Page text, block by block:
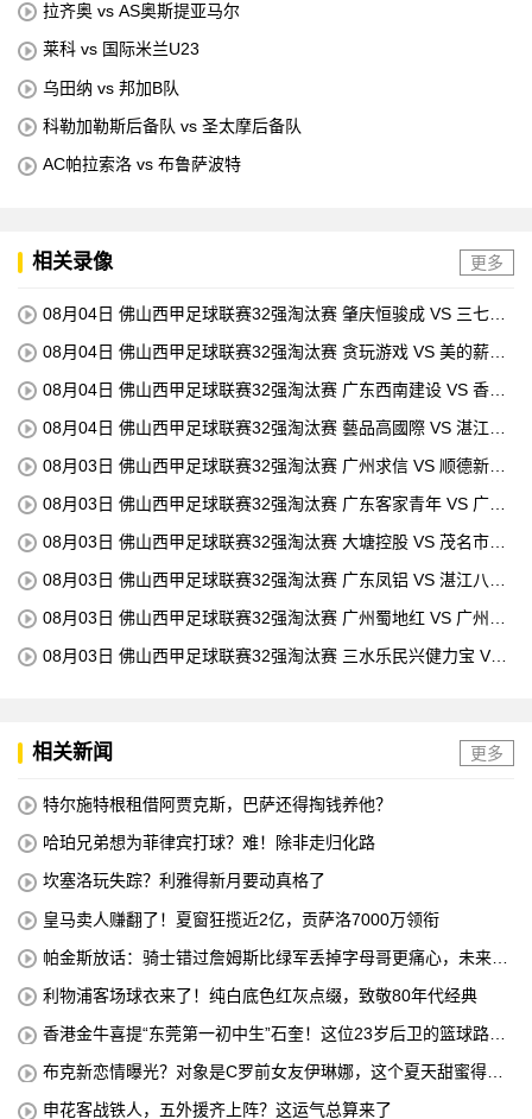
拉齐奥 vs AS奥斯提亚马尔
莱科 vs 国际米兰U23
乌田纳 vs 邦加B队
科勒加勒斯后备队 vs 圣太摩后备队
AC帕拉索洛 vs 布鲁萨波特
相关录像 更多
08月04日 佛山西甲足球联赛32强淘汰赛 肇庆恒骏成 VS 三七互
08月04日 佛山西甲足球联赛32强淘汰赛 贪玩游戏 VS 美的薪火
08月04日 佛山西甲足球联赛32强淘汰赛 广东西南建设 VS 香港
08月04日 佛山西甲足球联赛32强淘汰赛 藝品高國際 VS 湛江狂
08月03日 佛山西甲足球联赛32强淘汰赛 广州求信 VS 顺德新青
08月03日 佛山西甲足球联赛32强淘汰赛 广东客家青年 VS 广州
08月03日 佛山西甲足球联赛32强淘汰赛 大塘控股 VS 茂名市点
08月03日 佛山西甲足球联赛32强淘汰赛 广东凤铝 VS 湛江八部
08月03日 佛山西甲足球联赛32强淘汰赛 广州蜀地红 VS 广州戴
08月03日 佛山西甲足球联赛32强淘汰赛 三水乐民兴健力宝 VS
相关新闻 更多
特尔施特根租借阿贾克斯，巴萨还得掏钱养他？
哈珀兄弟想为菲律宾打球？难！除非走归化路
坎塞洛玩失踪？利雅得新月要动真格了
皇马卖人赚翻了！夏窗狂揽近2亿，贡萨洛7000万领衔
帕金斯放话：骑士错过詹姆斯比绿军丢掉字母哥更痛心，未来十
利物浦客场球衣来了！纯白底色红灰点缀，致敬80年代经典
香港金牛喜提“东莞第一初中生”石奎！这位23岁后卫的篮球路，
布克新恋情曝光？对象是C罗前女友伊琳娜，这个夏天甜蜜得有
申花客战铁人，五外援齐上阵？这运气总算来了